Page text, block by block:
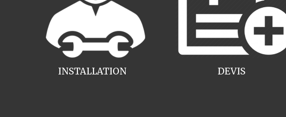
INSTALLATION DEVIS